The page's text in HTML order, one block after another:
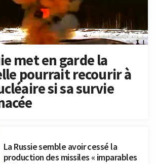
met en garde la
pourrait recourir à
si sa survie
La Russie semble avoir cessé la
production des missiles « imparables